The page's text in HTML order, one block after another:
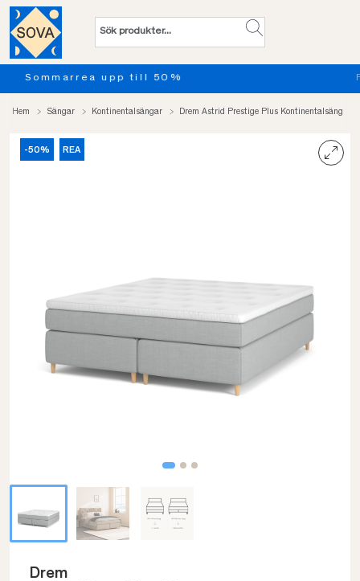
Provsov upp till 100 nätter. Läs mer
Hem Sängar Kontinentalsängar Drem Astrid Prestige Plus Kontinentalsäng
-50% REA
Drem